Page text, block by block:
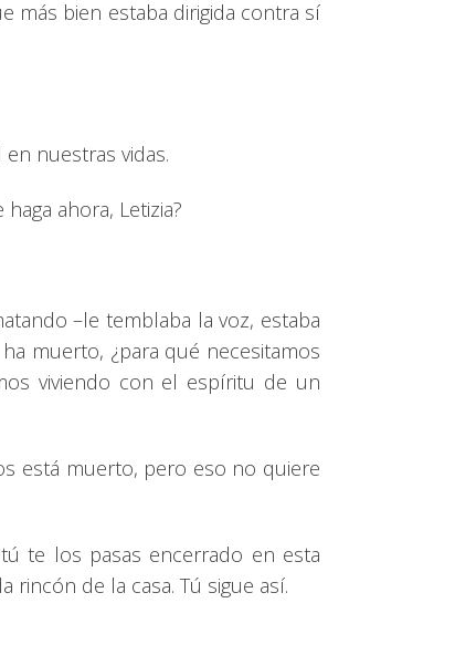
más bien estaba dirigida contra sí
nuestras vidas.
ahora, Letizia?
–le temblaba la voz, estaba
muerto, ¿para qué necesitamos
viviendo con el espíritu de un
está muerto, pero eso no quiere
te los pasas encerrado en esta
de la casa. Tú sigue así.